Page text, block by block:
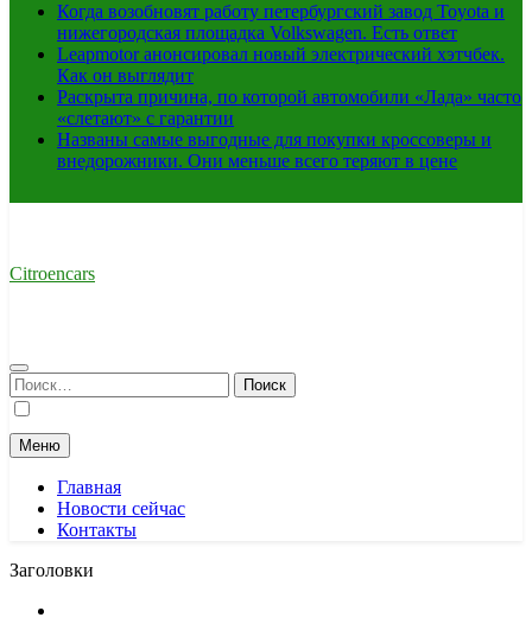
Когда возобновят работу петербургский завод Toyota и
нижегородская площадка Volkswagen. Есть ответ
Leapmotor анонсировал новый электрический хэтчбек.
Как он выглядит
Раскрыта причина, по которой автомобили «Лада» часто
«слетают» с гарантии
Названы самые выгодные для покупки кроссоверы и
внедорожники. Они меньше всего теряют в цене
Citroencars
Найти:
Меню
Главная
Новости сейчас
Контакты
Заголовки